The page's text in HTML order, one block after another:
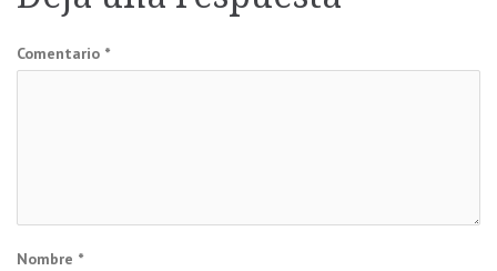
Comentario *
Nombre *